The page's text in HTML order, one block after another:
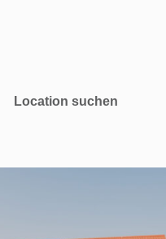
Location suchen